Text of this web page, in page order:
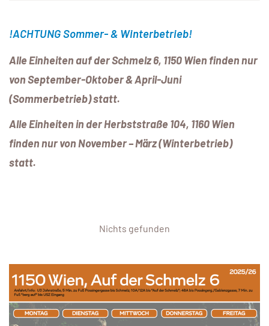
!ACHTUNG Sommer- & Winterbetrieb!
Alle Einheiten auf der Schmelz 6, 1150 Wien finden nur
von September-Oktober & April-Juni
(Sommerbetrieb) statt.
Alle Einheiten in der Herbststraße 104, 1160 Wien
finden nur von November – März (Winterbetrieb)
statt.
Nichts gefunden